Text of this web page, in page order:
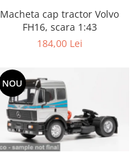
Macheta cap tractor Volvo
FH16, scara 1:43
184,00 Lei
NOU